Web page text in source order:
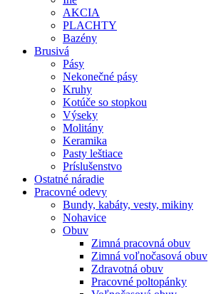
AKCIA
PLACHTY
Bazény
Brusivá
Pásy
Nekonečné pásy
Kruhy
Kotúče so stopkou
Výseky
Molitány
Keramika
Pasty leštiace
Príslušenstvo
Ostatné náradie
Pracovné odevy
Bundy, kabáty, vesty, mikiny
Nohavice
Obuv
Zimná pracovná obuv
Zimná voľnočasová obuv
Zdravotná obuv
Pracovné poltopánky